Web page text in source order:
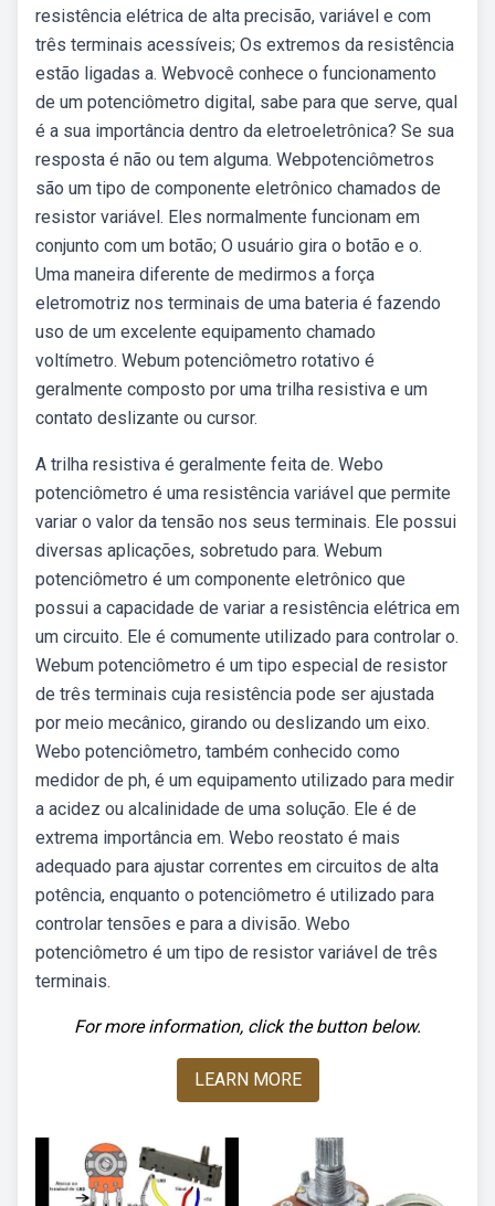
resistência elétrica de alta precisão, variável e com
três terminais acessíveis; Os extremos da resistência
estão ligadas a. Webvocê conhece o funcionamento
de um potenciômetro digital, sabe para que serve, qual
é a sua importância dentro da eletroeletrônica? Se sua
resposta é não ou tem alguma. Webpotenciômetros
são um tipo de componente eletrônico chamados de
resistor variável. Eles normalmente funcionam em
conjunto com um botão; O usuário gira o botão e o.
Uma maneira diferente de medirmos a força
eletromotriz nos terminais de uma bateria é fazendo
uso de um excelente equipamento chamado
voltímetro. Webum potenciômetro rotativo é
geralmente composto por uma trilha resistiva e um
contato deslizante ou cursor.
A trilha resistiva é geralmente feita de. Webo
potenciômetro é uma resistência variável que permite
variar o valor da tensão nos seus terminais. Ele possui
diversas aplicações, sobretudo para. Webum
potenciômetro é um componente eletrônico que
possui a capacidade de variar a resistência elétrica em
um circuito. Ele é comumente utilizado para controlar o.
Webum potenciômetro é um tipo especial de resistor
de três terminais cuja resistência pode ser ajustada
por meio mecânico, girando ou deslizando um eixo.
Webo potenciômetro, também conhecido como
medidor de ph, é um equipamento utilizado para medir
a acidez ou alcalinidade de uma solução. Ele é de
extrema importância em. Webo reostato é mais
adequado para ajustar correntes em circuitos de alta
potência, enquanto o potenciômetro é utilizado para
controlar tensões e para a divisão. Webo
potenciômetro é um tipo de resistor variável de três
terminais.
For more information, click the button below.
LEARN MORE